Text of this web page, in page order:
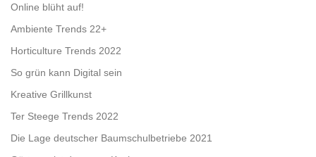
Online blüht auf!
Ambiente Trends 22+
Horticulture Trends 2022
So grün kann Digital sein
Kreative Grillkunst
Ter Steege Trends 2022
Die Lage deutscher Baumschulbetriebe 2021